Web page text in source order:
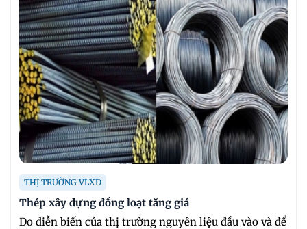
THỊ TRƯỜNG VLXD
Thép xây dựng đồng loạt tăng giá
Do diễn biến của thị trường nguyên liệu đầu vào và để